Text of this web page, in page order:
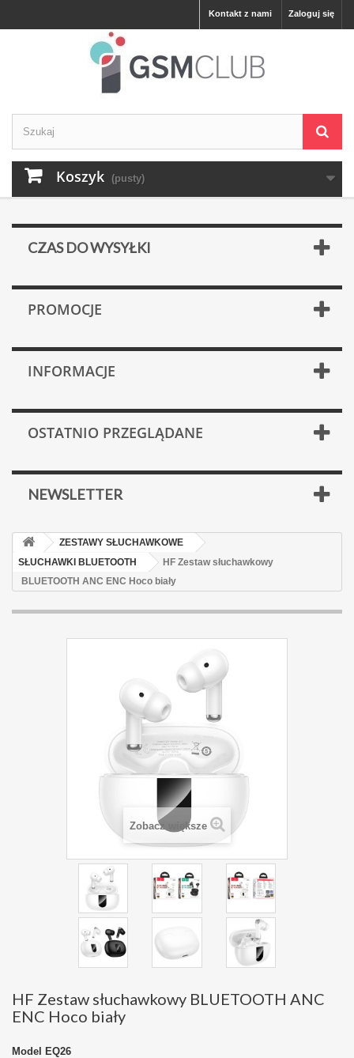
Zaloguj się
Kontakt z nami
Koszyk (pusty)
CZAS DO WYSYŁKI
PROMOCJE
INFORMACJE
OSTATNIO PRZEGLĄDANE
NEWSLETTER
ZESTAWY SŁUCHAWKOWE
SŁUCHAWKI BLUETOOTH
HF Zestaw słuchawkowy
BLUETOOTH ANC ENC Hoco biały
Zobacz większe
HF Zestaw słuchawkowy BLUETOOTH ANC
ENC Hoco biały
Model EQ26